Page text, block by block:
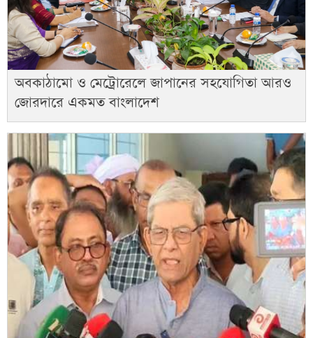
অবকাঠামো ও মেট্রোরেলে জাপানের সহযোগিতা আরও
জোরদারে একমত বাংলাদেশ